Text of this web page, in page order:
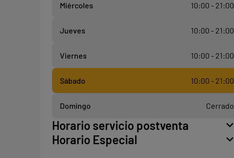
Miércoles 10:00 - 21:00
Jueves 10:00 - 21:00
Viernes 10:00 - 21:00
Sábado 10:00 - 21:00
Domingo Cerrado
Horario servicio postventa
Horario Especial